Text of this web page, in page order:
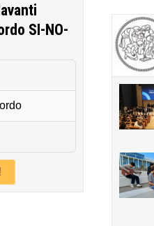
SI-NO-